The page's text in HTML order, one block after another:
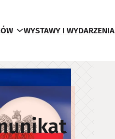
WYSTAWY I WYDARZENIA